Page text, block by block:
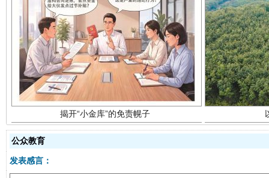
揭开“小金库”的免责幌子
公众教育
发表感言：